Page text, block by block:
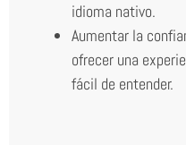
idioma nativo.
Aumentar la
ofrecer una
fácil de entender.